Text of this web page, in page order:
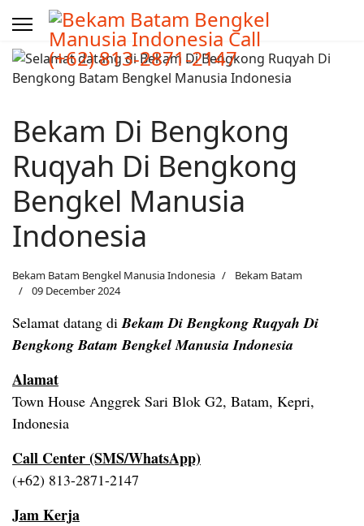
Bekam Di Bengkong
Ruqyah Di Bengkong
Bengkel Manusia
Indonesia
Bekam Batam Bengkel Manusia Indonesia
Bekam Batam
09 December 2024
Selamat datang diBekam Di Bengkong Ruqyah Di
Bengkong Batam Bengkel Manusia Indonesia
Alamat
Town House Anggrek Sari Blok G2, Batam, Kepri,
Indonesia
Call Center (SMS/WhatsApp)
(+62) 813-2871-2147
Jam Kerja